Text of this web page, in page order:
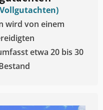
wird von einem
etwa 20 bis 30